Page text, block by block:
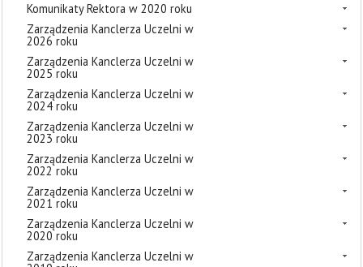
Komunikaty Rektora w 2020 roku
Zarządzenia Kanclerza Uczelni w
2026 roku
Zarządzenia Kanclerza Uczelni w
2025 roku
Zarządzenia Kanclerza Uczelni w
2024 roku
Zarządzenia Kanclerza Uczelni w
2023 roku
Zarządzenia Kanclerza Uczelni w
2022 roku
Zarządzenia Kanclerza Uczelni w
2021 roku
Zarządzenia Kanclerza Uczelni w
2020 roku
Zarządzenia Kanclerza Uczelni w